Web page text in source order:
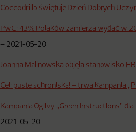
Coccodrillo świętuje Dzień Dobrych
PwC: 43% Polaków zamierza wydać w
– 2021-05-20
Joanna Malinowska objęła stanowisko
Cel: puste schroniska! – trwa kampania
Kampania Ogilvy „Green Instructions”
2021-05-20